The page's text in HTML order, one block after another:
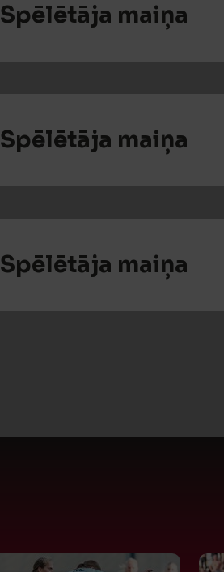
Spēlētāja maiņa
Spēlētāja maiņa
Spēlētāja maiņa